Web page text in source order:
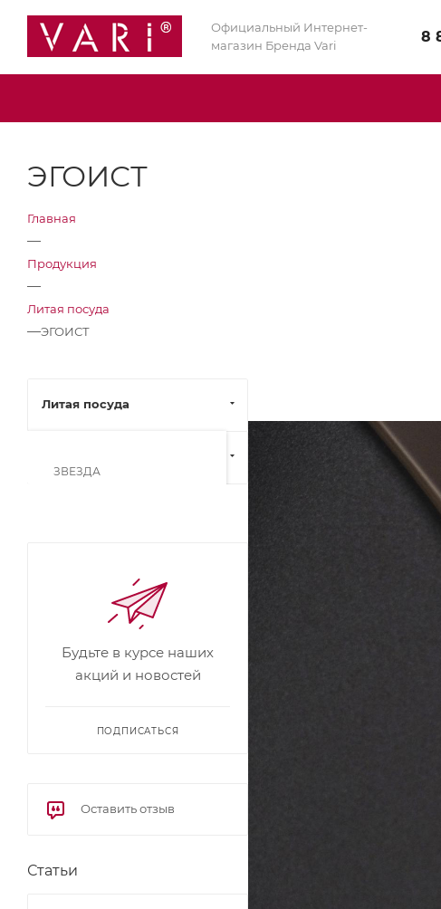
Официальный Интернет-
магазин Бренда Vari
8
ЭГОИСТ
Главная
—
Продукция
—
Литая посуда
—ЭГОИСТ
Литая посуда
ЗВЕЗДА
КЛАССИЧЕСКАЯ
КЛАССИЧЕСКАЯ
КАМЕННАЯ, серый камень
ПЬЕТРА черный
ФРЕСКО КЕРАМИКА
Будьте в курсе наших
акций и новостей
ПОДПИСАТЬСЯ
Оставить отзыв
Статьи